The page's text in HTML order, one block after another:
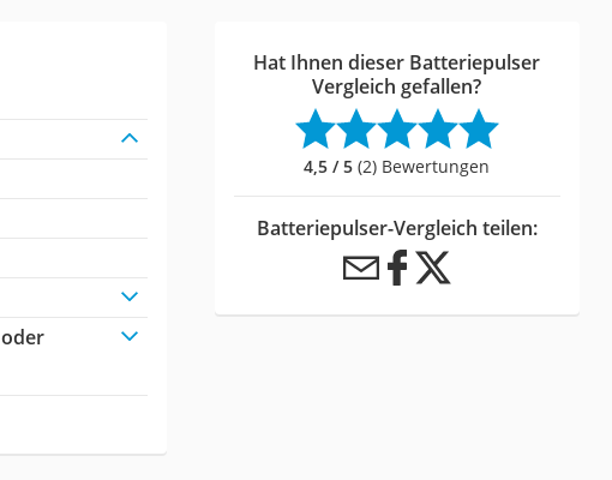
Hat Ihnen dieser Batteriepulser
Vergleich gefallen?
4,5 / 5 (2) Bewertungen
Batteriepulser-Vergleich teilen: